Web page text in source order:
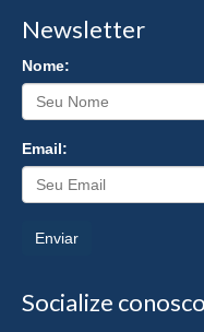
Newsletter
Nome:
Email:
Enviar
Socialize conosco